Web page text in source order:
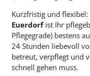
Kurzfristig und flexibel:
Euerdorfist Ihr
Pflegegrade) bestens
24 Stunden liebevoll
betreut, verpflegt und
schnell gehen muss.